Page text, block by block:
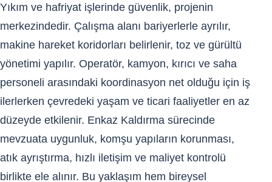
Yıkım ve hafriyat işlerinde güvenlik, projenin
merkezindedir. Çalışma alanı bariyerlerle ayrılır,
makine hareket koridorları belirlenir, toz ve gürültü
yönetimi yapılır. Operatör, kamyon, kırıcı ve saha
personeli arasındaki koordinasyon net olduğu için iş
ilerlerken çevredeki yaşam ve ticari faaliyetler en az
düzeyde etkilenir. Enkaz Kaldırma sürecinde
mevzuata uygunluk, komşu yapıların korunması,
atık ayrıştırma, hızlı iletişim ve maliyet kontrolü
birlikte ele alınır. Bu yaklaşım hem bireysel